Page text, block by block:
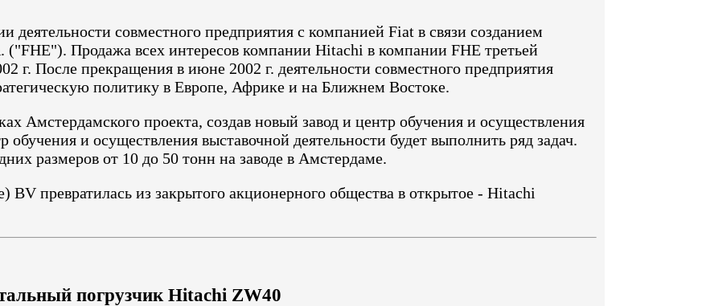
совместного предприятия с компанией Fiat в связи созданием
Продажа всех интересов компании Hitachi в компании FHE третьей
После прекращения в июне 2002 г. деятельности совместного предприятия
политику в Европе, Африке и на Ближнем Востоке.
Амстердамского проекта, создав новый завод и центр обучения и осуществления
и осуществления выставочной деятельности будет выполнить ряд задач.
размеров от 10 до 50 тонн на заводе в Амстердаме.
превратилась из закрытого акционерного общества в открытое - Hitachi
погрузчик Hitachi ZW40